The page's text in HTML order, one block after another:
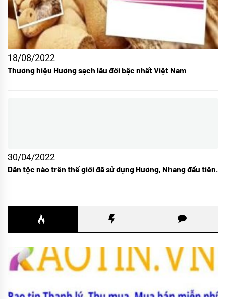
18/08/2022
Thương hiệu Hương sạch lâu đời bậc nhất Việt Nam
30/04/2022
Dân tộc nào trên thế giới đã sử dụng Hương, Nhang đầu tiên.